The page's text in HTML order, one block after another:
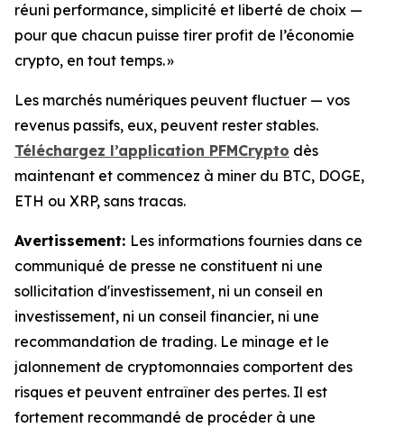
réuni performance, simplicité et liberté de choix —
pour que chacun puisse tirer profit de l’économie
crypto, en tout temps. »
Les marchés numériques peuvent fluctuer — vos
revenus passifs, eux, peuvent rester stables.
Téléchargez l’application PFMCrypto dès
maintenant et commencez à miner du BTC, DOGE,
ETH ou XRP, sans tracas.
Avertissement: Les informations fournies dans ce
communiqué de presse ne constituent ni une
sollicitation d'investissement, ni un conseil en
investissement, ni un conseil financier, ni une
recommandation de trading. Le minage et le
jalonnement de cryptomonnaies comportent des
risques et peuvent entraîner des pertes. Il est
fortement recommandé de procéder à une